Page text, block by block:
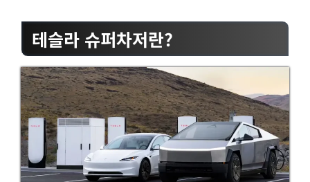
테슬라 슈퍼차저란?